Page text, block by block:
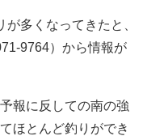
多くなってきたと、
9764）から情報が
報に反しての南の強
ほとんど釣りができ